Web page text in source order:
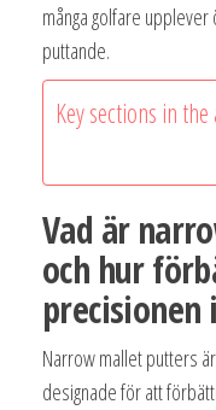
många golfare
puttande.
Key sections in
Vad är
och hur
precisionen
Narrow mallet putters
designade för att